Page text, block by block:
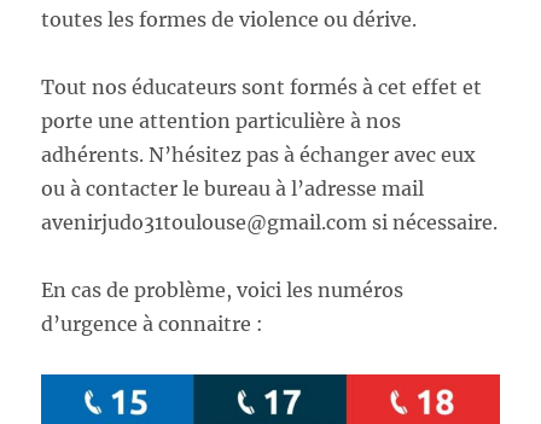
toutes les formes de violence ou dérive.
Tout nos éducateurs sont formés à cet effet et
porte une attention particulière à nos
adhérents. N’hésitez pas à échanger avec eux
ou à contacter le bureau à l’adresse mail
avenirjudo31toulouse@gmail.com si nécessaire.
En cas de problème, voici les numéros
d’urgence à connaitre :